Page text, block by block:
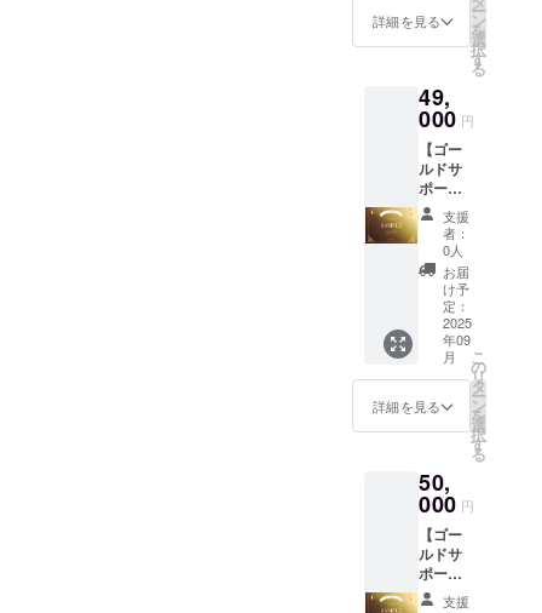
値段も
させて
いただ
いてお
りま
す。 デ
ジタル
支援証
明書サ
イズ：
2000x1
414(px)
ナルAI
デザイ
ンアク
キーホ
ルダー
(1個)■ ■
オリジ
ナルAI
デザイ
ンTシャ
ツ(1
枚)■ デ
ジタル
支援証
明書サ
イズ：
2000x1
414(px)
アクリ
ルキー
縦4x横
1.7x厚
さ
0.3(cm)
Tシャツ
サイ
ズ：メ
詳細を見る ー
ン
を
選
択
す
る
49,
000 円
【ゴー
ルドサ
ポー
ター／
ライ
ト】 ■
御礼の
メッ
セージ■
■デジタ
ル支援
証明書
(ゴール
ド)■ ■公
式サイ
トお名
ジット
(3年
間)■ ア
クリル
キーホ
ル
ダー・T
支援
者：
0人
お届
け予
定：
2025
年09
月
詳細を見る
こ
の
リ
タ
ー
ン
を
選
択
す
る
50,
000 円
【ゴー
ルドサ
ポー
ター】
支援